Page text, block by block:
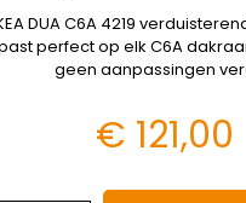
DUA C6A 4219
perfect op elk C6A
geen aanpassingen
€ 121,00